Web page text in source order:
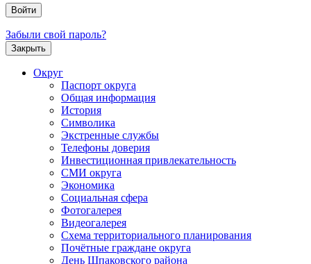
Забыли свой пароль?
Закрыть
Округ
Паспорт округа
Общая информация
История
Символика
Экстренные службы
Телефоны доверия
Инвестиционная привлекательность
СМИ округа
Экономика
Социальная сфера
Фотогалерея
Видеогалерея
Схема территориального планирования
Почётные граждане округа
День Шпаковского района